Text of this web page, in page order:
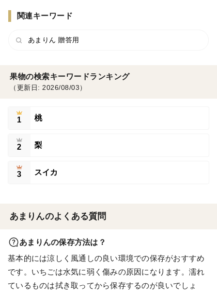
関連キーワード
あまりん 贈答用
果物の検索キーワードランキング
（更新日: 2026/08/03）
1 桃
2 梨
3 スイカ
あまりんのよくある質問
あまりんの保存方法は？
基本的には涼しく風通しの良い環境での保存がおすすめ
です。いちごは水気に弱く傷みの原因になります。濡れ
ているものは拭き取ってから保存するのが良いでしょ